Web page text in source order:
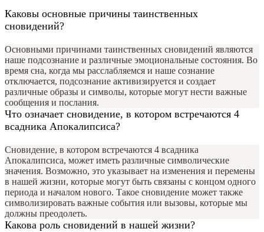
Каковы основные причины таинственных
сновидений?
Основными причинами таинственных сновидений являются
наше подсознание и различные эмоциональные состояния. Во
время сна, когда мы расслабляемся и наше сознание
отключается, подсознание активизируется и создает
различные образы и символы, которые могут нести важные
сообщения и послания.
Что означает сновидение, в котором встречаются 4
всадника Апокалипсиса?
Сновидение, в котором встречаются 4 всадника
Апокалипсиса, может иметь различные символические
значения. Возможно, это указывает на изменения и перемены
в нашей жизни, которые могут быть связаны с концом одного
периода и началом нового. Такое сновидение может также
символизировать важные события или вызовы, которые мы
должны преодолеть.
Какова роль сновидений в нашей жизни?